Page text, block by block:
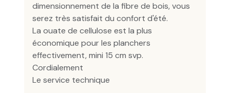
dimensionnement de la fibre de bois, vous
serez très satisfait du confort d'été.
La ouate de cellulose est la plus
économique pour les planchers
effectivement, mini 15 cm svp.
Cordialement
Le service technique